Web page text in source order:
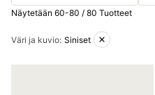
Näytetään 60-80 / 80 Tuotteet
Aktiiviset suodattimet
Väri ja kuvio: Siniset